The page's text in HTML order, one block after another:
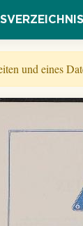
und eines